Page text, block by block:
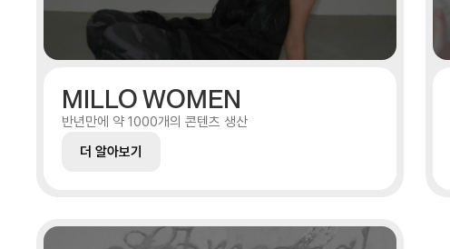
MILLO WOMEN
반년만에 약 1000개의 콘텐츠 생산
더 알아보기